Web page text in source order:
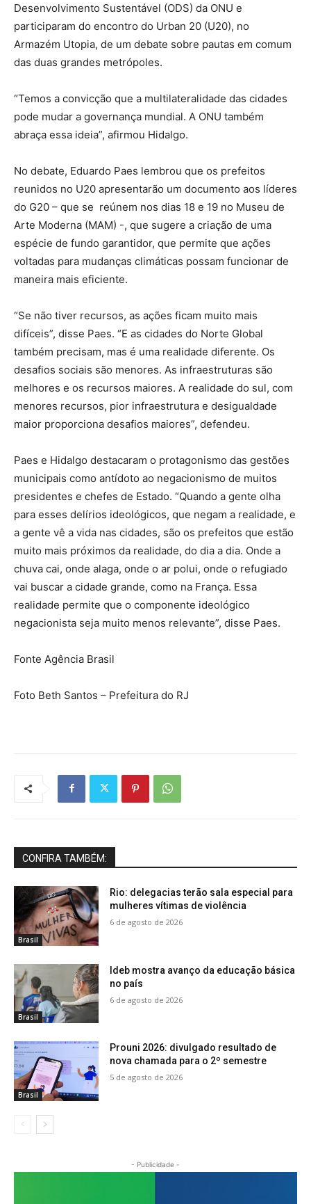
Desenvolvimento Sustentável (ODS) da ONU e
participaram do encontro do Urban 20 (U20), no
Armazém Utopia, de um debate sobre pautas em comum
das duas grandes metrópoles.
“Temos a convicção que a multilateralidade das cidades
pode mudar a governança mundial. A ONU também
abraça essa ideia”, afirmou Hidalgo.
No debate, Eduardo Paes lembrou que os prefeitos
reunidos no U20 apresentarão um documento aos líderes
do G20 – que se reúnem nos dias 18 e 19 no Museu de
Arte Moderna (MAM) -, que sugere a criação de uma
espécie de fundo garantidor, que permite que ações
voltadas para mudanças climáticas possam funcionar de
maneira mais eficiente.
“Se não tiver recursos, as ações ficam muito mais
difíceis”, disse Paes. “E as cidades do Norte Global
também precisam, mas é uma realidade diferente. Os
desafios sociais são menores. As infraestruturas são
melhores e os recursos maiores. A realidade do sul, com
menores recursos, pior infraestrutura e desigualdade
maior proporciona desafios maiores”, defendeu.
Paes e Hidalgo destacaram o protagonismo das gestões
municipais como antídoto ao negacionismo de muitos
presidentes e chefes de Estado. “Quando a gente olha
para esses delírios ideológicos, que negam a realidade, e
a gente vê a vida nas cidades, são os prefeitos que estão
muito mais próximos da realidade, do dia a dia. Onde a
chuva cai, onde alaga, onde o ar polui, onde o refugiado
vai buscar a cidade grande, como na França. Essa
realidade permite que o componente ideológico
negacionista seja muito menos relevante”, disse Paes.
Fonte Agência Brasil
Foto Beth Santos – Prefeitura do RJ
CONFIRA TAMBÉM:
Brasil
Rio: delegacias terão sala especial para
mulheres vítimas de violência
6 de agosto de 2026
Brasil
Ideb mostra avanço da educação básica
no país
6 de agosto de 2026
Brasil
Prouni 2026: divulgado resultado de
nova chamada para o 2º semestre
5 de agosto de 2026
- Publicidade -